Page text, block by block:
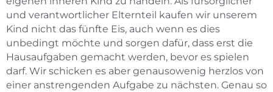
und verantwortlicher Elternteil kaufen wir unserem
Kind nicht das fünfte Eis, auch wenn es dies
unbedingt möchte und sorgen dafür, dass erst die
Hausaufgaben gemacht werden, bevor es spielen
darf. Wir schicken es aber genausowenig herzlos von
einer anstrengenden Aufgabe zu nächsten. Genau so